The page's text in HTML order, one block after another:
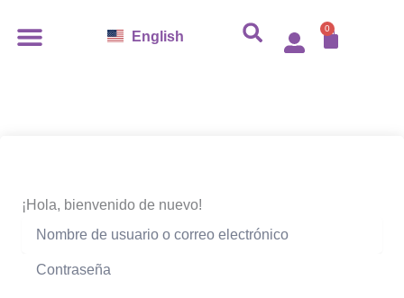
English 0
Carro
¡Hola, bienvenido de nuevo!